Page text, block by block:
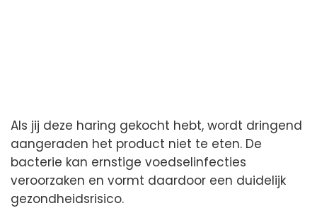
Als jij deze haring gekocht hebt, wordt dringend
aangeraden het product niet te eten. De
bacterie kan ernstige voedselinfecties
veroorzaken en vormt daardoor een duidelijk
gezondheidsrisico.